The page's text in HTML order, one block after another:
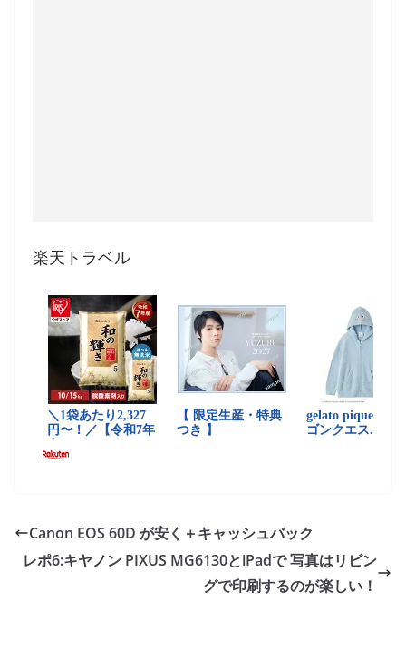
楽天トラベル
Canon EOS 60D が安く＋キャッシュバック
レポ6:キヤノン PIXUS MG6130とiPadで 写真はリビン
グで印刷するのが楽しい！